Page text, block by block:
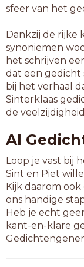
sfeer van het
Dankzij de rijke
synoniemen
het schrijven
dat een gedicht
bij het verhaal
Sinterklaas
de
AI
Loop je vast bij
Sint en Piet
Kijk daarom
ons handige
Heb je echt
kant-en-klare